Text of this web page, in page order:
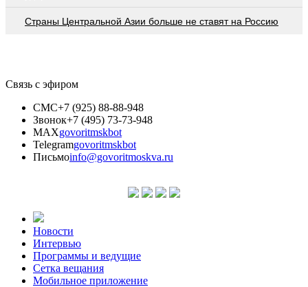
Страны Центральной Азии больше не ставят на Россию
Связь с эфиром
СМС+7 (925) 88-88-948
Звонок+7 (495) 73-73-948
MAXgovoritmskbot
Telegramgovoritmskbot
Письмоinfo@govoritmoskva.ru
Новости
Интервью
Программы и ведущие
Сетка вещания
Мобильное приложение